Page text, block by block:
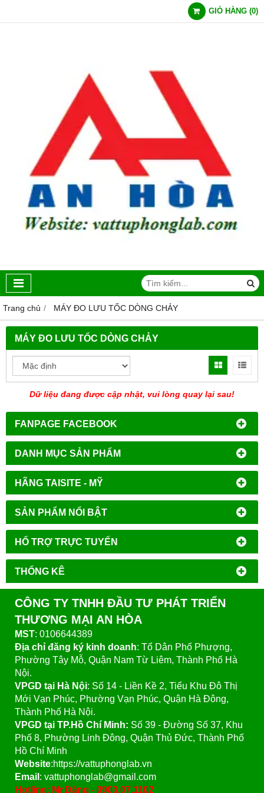
GIỎ HÀNG (0)
Trang chủ MÁY ĐO LƯU TỐC DÒNG CHẢY
FANPAGE FACEBOOK
DANH MỤC SẢN PHẨM
HÃNG TAISITE - MỸ
SẢN PHẨM NỔI BẬT
HỔ TRỢ TRỰC TUYẾN
THỐNG KÊ
MÁY ĐO LƯU TỐC DÒNG CHẢY
Dữ liệu đang được cập nhật, vui lòng quay lại sau!
CÔNG TY TNHH ĐẦU TƯ PHÁT TRIỂN
THƯƠNG MẠI AN HÒA
MST: 0106644389
Địa chỉ đăng ký kinh doanh: Tổ Dân Phố Phượng,
Phường Tây Mỗ, Quận Nam Từ Liêm, Thành Phố Hà
Nội.
VPGD tại Hà Nội: Số 14 - Liền Kề 2, Tiểu Khu Đô Thị
Mới Vạn Phúc, Phường Vạn Phúc, Quận Hà Đông,
Thành Phố Hà Nội.
VPGD tại TP.Hồ Chí Minh: Số 39 - Đường Số 37, Khu
Phố 8, Phường Linh Đông, Quận Thủ Đức, Thành Phố
Hồ Chí Minh
Website:https://vattuphonglab.vn
Email : vattuphonglab@gmail.com
Hotline: Mr.Đăng - 0903.07.1102